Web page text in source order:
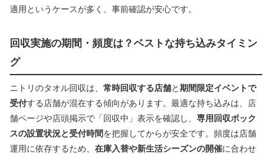
適用というケースが多く、事前確認が安心です。
回収実施の期間・頻度は？ベストな持ち込みタイミン
グ
ニトリのタオル回収は、 常時回収する店舗と期間限定イベントで
受付する店舗が混在する傾向があります。最適な持ち込みは、店
舗ページや店頭掲示で「回収中」表示を確認し、 専用回収ボック
スの設置状況と受付時間を把握してからが安全です。頻度は店舗
運用に依存するため、 在庫入替や新生活シーズンの開催に合わせ